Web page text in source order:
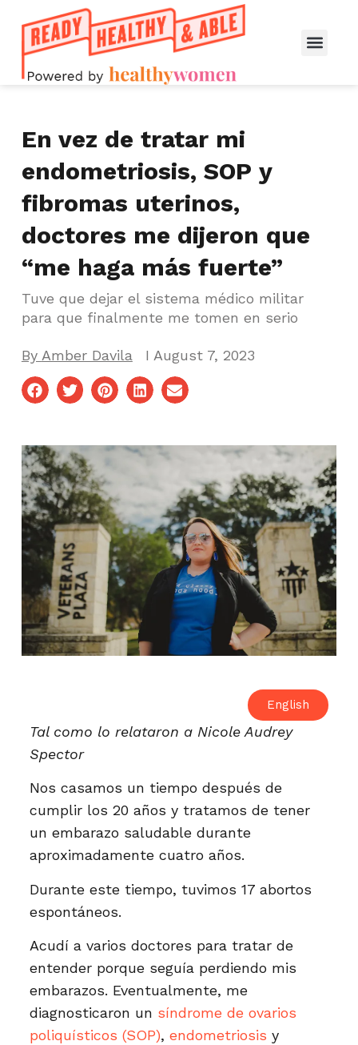
En vez de tratar mi
endometriosis, SOP y
fibromas uterinos,
doctores me dijeron que
“me haga más fuerte”
Tuve que dejar el sistema médico militar
para que finalmente me tomen en serio
By Amber Davila I August 7, 2023
English
Tal como lo relataron a Nicole Audrey
Spector
Nos casamos un tiempo después de
cumplir los 20 años y tratamos de tener
un embarazo saludable durante
aproximadamente cuatro años.
Durante este tiempo, tuvimos 17 abortos
espontáneos.
Acudí a varios doctores para tratar de
entender porque seguía perdiendo mis
embarazos. Eventualmente, me
diagnosticaron un síndrome de ovarios
poliquísticos (SOP), endometriosis y